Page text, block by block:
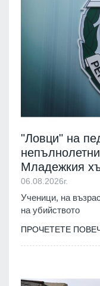
"Ловци" на
Младежкия
06.08.2026г.
Ученици, на
на убийството
ПРОЧЕТЕТЕ